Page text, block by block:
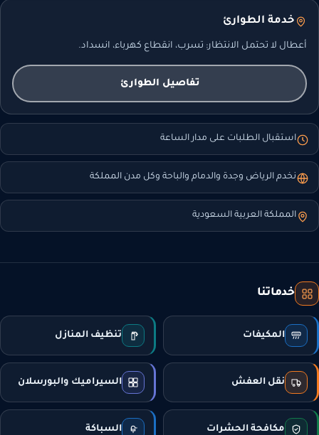
خدمة الطوارئ
أعطال لا تحتمل الانتظار: تسرب، انقطاع كهرباء، انسداد.
تفاصيل الطوارئ
استقبال الطلبات على مدار الساعة
نخدم الرياض وجدة والدمام والباحة وكل مدن المملكة
المملكة العربية السعودية
خدماتنا
المكيفات تنظيف المنازل
نقل العفش السيراميك والبورسلان
مكافحة الحشرات السباكة